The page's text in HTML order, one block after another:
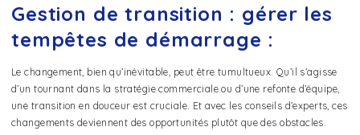
Gestion de transition : gérer les
tempêtes de démarrage :
Le changement, bien qu’inévitable, peut être tumultueux. Qu’il s’agisse
d’un tournant dans la stratégie commerciale ou d’une refonte d’équipe,
une transition en douceur est cruciale. Et avec les conseils d’experts, ces
changements deviennent des opportunités plutôt que des obstacles.